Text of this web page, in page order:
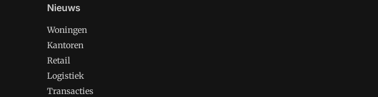
Nieuws
Woningen
Kantoren
Retail
Logistiek
Transacties